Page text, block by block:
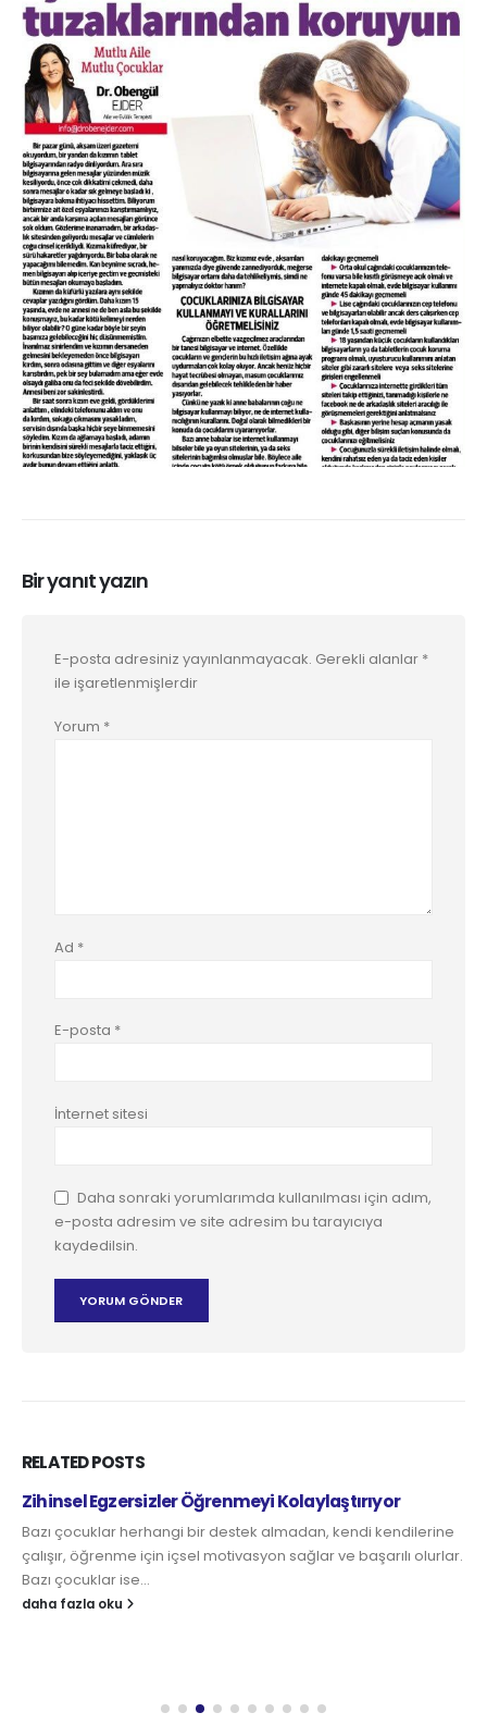
Bir yanıt yazın
E-posta adresiniz yayınlanmayacak. Gerekli alanlar *
ile işaretlenmişlerdir
Yorum *
Ad *
E-posta *
İnternet sitesi
Daha sonraki yorumlarımda kullanılması için adım,
e-posta adresim ve site adresim bu tarayıcıya
kaydedilsin.
RELATEDPOSTS
Zihinsel Egzersizler Öğrenmeyi Kolaylaştırıyor
Bazı çocuklar herhangi bir destek almadan, kendi kendilerine
çalışır, öğrenme için içsel motivasyon sağlar ve başarılı olurlar.
Bazı çocuklar ise...
daha fazla oku